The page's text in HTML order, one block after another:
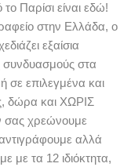
Παρίσι είναι εδώ!
στην Ελλάδα, ο
εξαίσια
στα
σε επιλεγμένα και
δώρα και ΧΩΡΙΣ
χρεώνουμε
αλλά
με τα 12 ιδιόκτητα,